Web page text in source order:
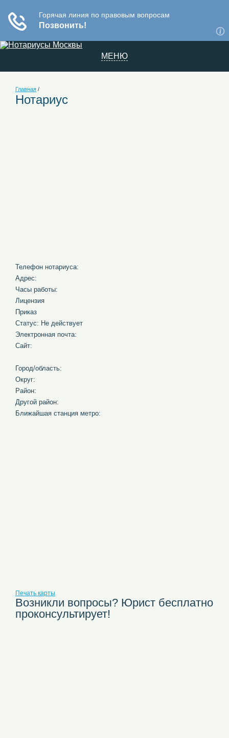
МЕНЮ
Главная /
Нотариус
Телефон нотариуса:
Адрес:
Часы работы:
Лицензия
Приказ
Статус: Не действует
Электронная почта:
Сайт:
Город/область:
Округ:
Район:
Другой район:
Ближайшая станция метро:
Печать карты
Возникли вопросы? Юрист бесплатно
проконсультирует!